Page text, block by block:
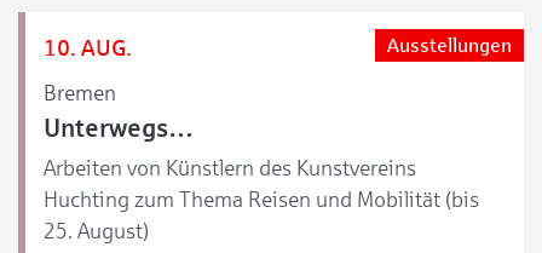
10. AUG.
Bremen
Ausstellungen
Unterwegs…
Arbeiten von Künstlern des Kunstvereins
Huchting zum Thema Reisen und Mobilität (bis
25. August)